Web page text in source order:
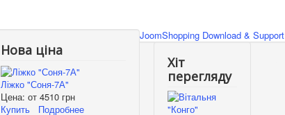
JoomShopping Download & Support
Нова ціна
Ліжко "Соня-7А"
Цена: от 4510 грн
Купить
Подробнее
Хіт
перегляду